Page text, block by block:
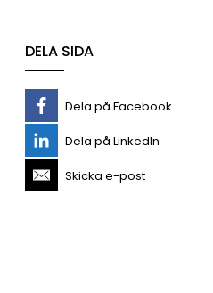
DELA SIDA
Dela på Facebook
Dela på LinkedIn
Skicka e-post